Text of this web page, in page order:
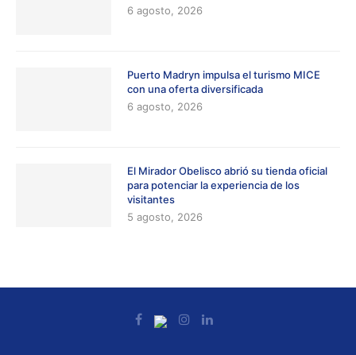
6 agosto, 2026
Puerto Madryn impulsa el turismo MICE
con una oferta diversificada
6 agosto, 2026
El Mirador Obelisco abrió su tienda oficial
para potenciar la experiencia de los
visitantes
5 agosto, 2026